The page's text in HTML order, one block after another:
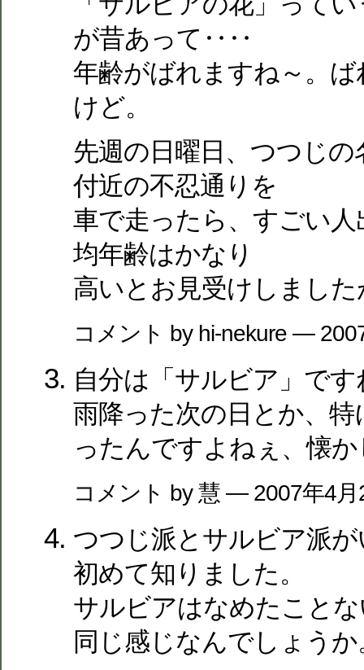
が昔あって‥‥
年齢がばれますね～。
けど。
先週の日曜日、つつじの
付近の不忍通りを
車で走ったら、すごい
均年齢はかなり
高いとお見受けしまし
コメント by hi-nekure —
自分は「サルビア」です
雨降った次の日とか、
ったんですよねぇ、懐
コメント by 慧 — 2007年4
つつじ派とサルビア派
初めて知りました。
サルビアはなめたこと
同じ感じなんでしょうか